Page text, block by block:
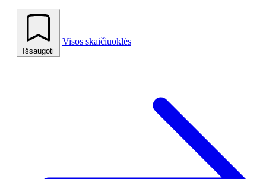
Išsaugoti
Visos skaičiuoklės